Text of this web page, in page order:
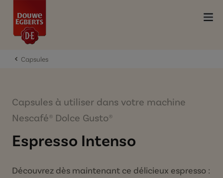
Capsules
Capsules à utiliser dans votre machine
Nescafé® Dolce Gusto®
Espresso Intenso
Découvrez dès maintenant ce délicieux espresso :